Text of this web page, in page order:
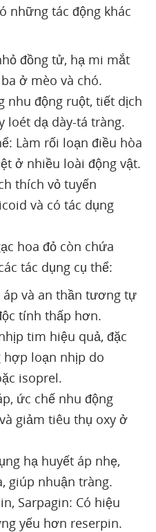
những tác động khác
đồng tử, hạ mi mắt
ở mèo và chó.
nhu động ruột, tiết dịch
loét dạ dày-tá tràng.
Làm rối loạn điều hòa
ở nhiều loài động vật.
thích vỏ tuyến
và có tác dụng
hoa đỏ còn chứa
tác dụng cụ thể:
và an thần tương tự
tính thấp hơn.
tim hiệu quả, đặc
loạn nhịp do
isoprel.
ức chế nhu động
giảm tiêu thụ oxy ở
hạ huyết áp nhẹ,
giúp nhuận tràng.
Sarpagin: Có hiệu
yếu hơn reserpin.